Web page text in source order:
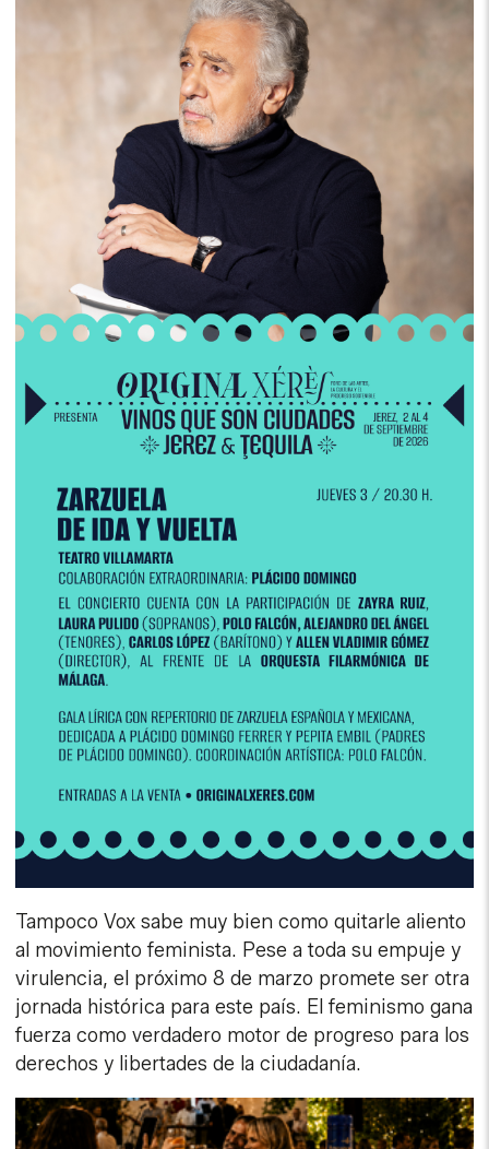
Tampoco Vox sabe muy bien como quitarle aliento
al movimiento feminista. Pese a toda su empuje y
virulencia, el próximo 8 de marzo promete ser otra
jornada histórica para este país. El feminismo gana
fuerza como verdadero motor de progreso para los
derechos y libertades de la ciudadanía.